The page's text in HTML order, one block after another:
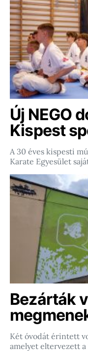
Új NEGO
Kispest
A 30 éves kispesti
Karate Egyesület
Bezárták
Két óvodát érintett
amelyet eltervezett